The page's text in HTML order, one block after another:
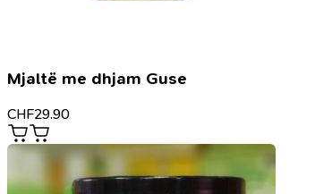
Mjaltë me dhjam Guse
CHF29.90